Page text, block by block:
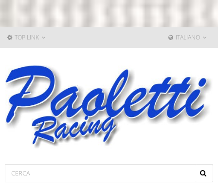
TOP LINK ITALIANO